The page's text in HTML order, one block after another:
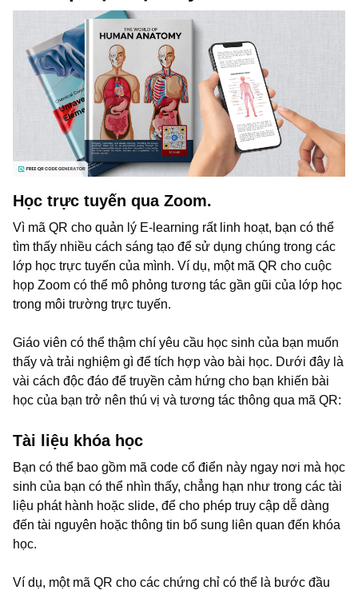
Học trực tuyến qua Zoom.
Vì mã QR cho quản lý E-learning rất linh hoạt, bạn có thể
tìm thấy nhiều cách sáng tạo để sử dụng chúng trong các
lớp học trực tuyến của mình. Ví dụ, một mã QR cho cuộc
họp Zoom có thể mô phỏng tương tác gần gũi của lớp học
trong môi trường trực tuyến.
Giáo viên có thể thậm chí yêu cầu học sinh của bạn muốn
thấy và trải nghiệm gì để tích hợp vào bài học. Dưới đây là
vài cách độc đáo để truyền cảm hứng cho bạn khiến bài
học của bạn trở nên thú vị và tương tác thông qua mã QR:
Tài liệu khóa học
Bạn có thể bao gồm mã code cổ điển này ngay nơi mà học
sinh của bạn có thể nhìn thấy, chẳng hạn như trong các tài
liệu phát hành hoặc slide, để cho phép truy cập dễ dàng
đến tài nguyên hoặc thông tin bổ sung liên quan đến khóa
học.
Ví dụ, một mã QR cho các chứng chỉ có thể là bước đầu